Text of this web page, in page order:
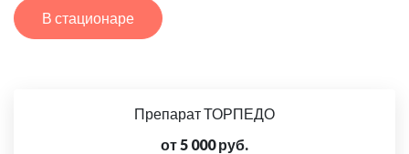
В стационаре
Препарат ТОРПЕДО
от 5 000 руб.